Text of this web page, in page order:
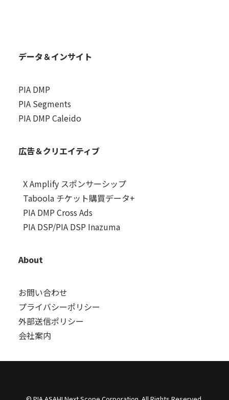
データ＆インサイト
PIA DMP
PIA Segments
PIA DMP Caleido
広告＆クリエイティブ
X Amplify スポンサーシップ
Taboola チケット購買データ+
PIA DMP Cross Ads
PIA DSP/PIA DSP Inazuma
About
お問い合わせ
プライバシーポリシー
外部送信ポリシー
会社案内